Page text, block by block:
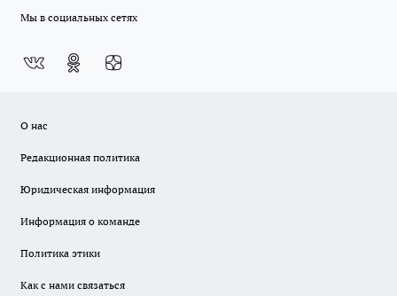
Мы в социальных сетях
О нас
Редакционная политика
Юридическая информация
Информация о команде
Политика этики
Как с нами связаться